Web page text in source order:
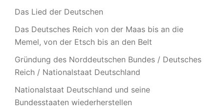
Das Lied der Deutschen
Das Deutsches Reich von der Maas bis an die
Memel, von der Etsch bis an den Belt
Gründung des Norddeutschen Bundes / Deutsches
Reich / Nationalstaat Deutschland
Nationalstaat Deutschland und seine
Bundesstaaten wiederherstellen